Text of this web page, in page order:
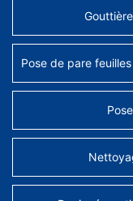
Pose de pare